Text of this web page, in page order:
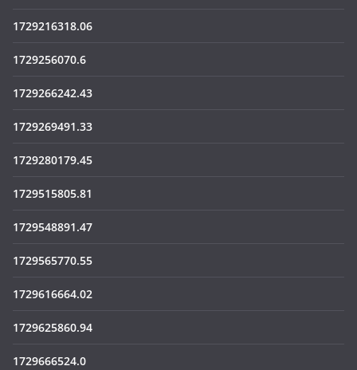
1729216318.06
1729256070.6
1729266242.43
1729269491.33
1729280179.45
1729515805.81
1729548891.47
1729565770.55
1729616664.02
1729625860.94
1729666524.0